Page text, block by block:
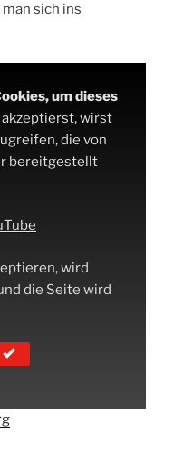
sich ins
um dieses
akzeptierst, wirst
die von
bereitgestellt
wird
die Seite wird